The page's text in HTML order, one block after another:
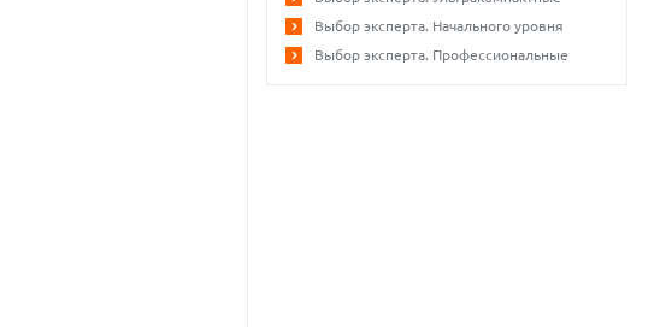
Выбор эксперта. Начального уровня
Выбор эксперта. Профессиональные